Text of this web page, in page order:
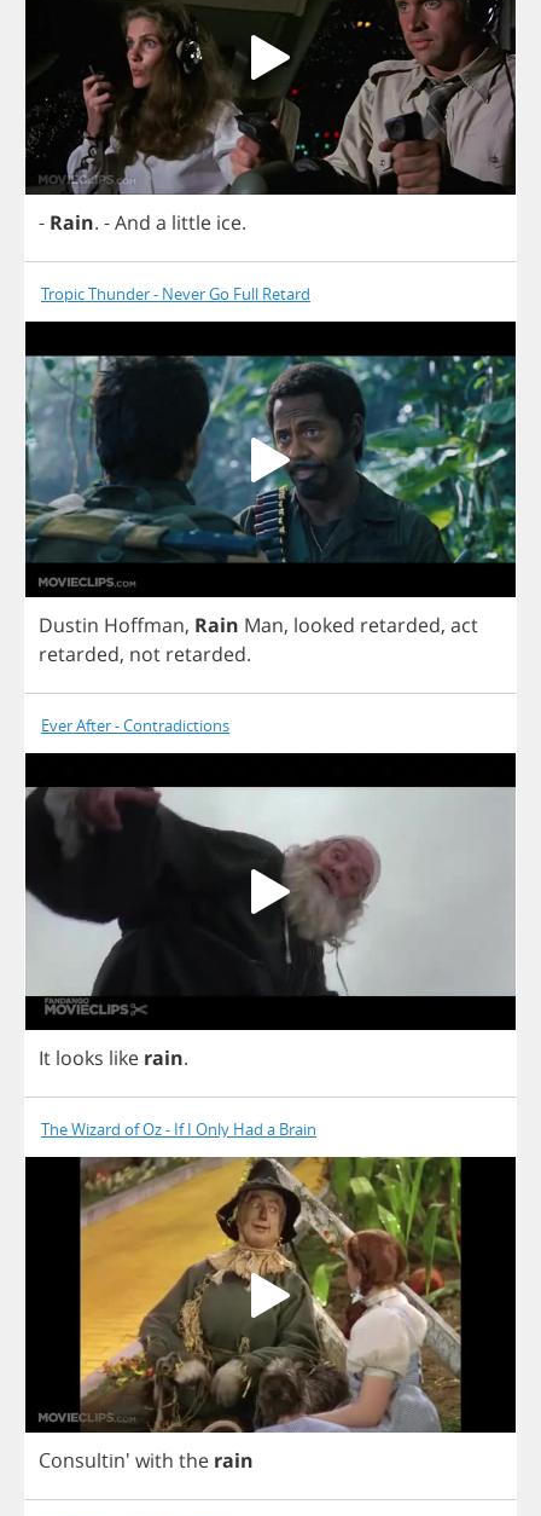
- Rain. -And a little ice.
Tropic Thunder - Never Go Full Retard
Dustin Hoffman, Rain Man, looked retarded, act
retarded, not retarded.
Ever After - Contradictions
It looks like rain.
The Wizard of Oz - If I Only Had a Brain
Consultin' with the rain